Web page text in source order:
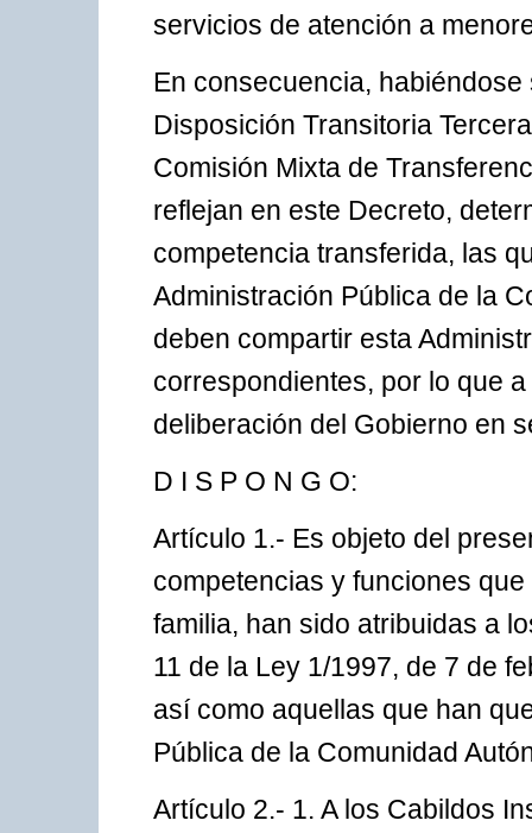
servicios de atención a
En consecuencia,
Disposición Transitoria
Comisión Mixta de
reflejan en este Decreto,
competencia transferida, las
Administración Pública de la
deben compartir esta
correspondientes, por lo que
deliberación del Gobierno en
D I S P O N G O:
Artículo 1.- Es objeto del
competencias y funciones
familia, han sido atribuidas a
11 de la Ley 1/1997, de 7 de
así como aquellas que han
Pública de la Comunidad
Artículo 2.- 1. A los Cabildos